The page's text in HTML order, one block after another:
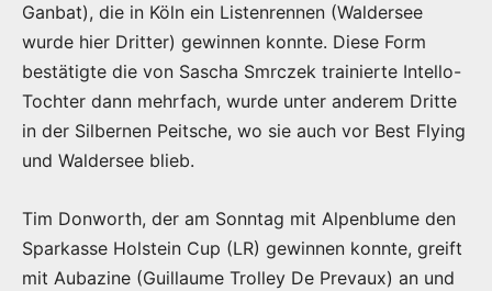
Ganbat), die in Köln ein Listenrennen (Waldersee
wurde hier Dritter) gewinnen konnte. Diese Form
bestätigte die von Sascha Smrczek trainierte Intello-
Tochter dann mehrfach, wurde unter anderem Dritte
in der Silbernen Peitsche, wo sie auch vor Best Flying
und Waldersee blieb.
Tim Donworth, der am Sonntag mit Alpenblume den
Sparkasse Holstein Cup (LR) gewinnen konnte, greift
mit Aubazine (Guillaume Trolley De Prevaux) an und